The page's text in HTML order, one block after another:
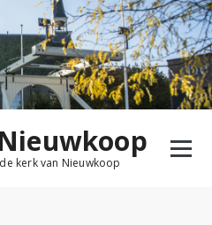
kerk van Nieuwkoop